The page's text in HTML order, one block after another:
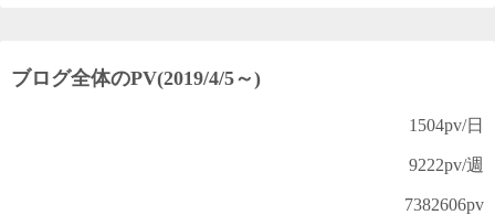
ブログ全体のPV(2019/4/5～)
1504pv/日
9222pv/週
7382606pv